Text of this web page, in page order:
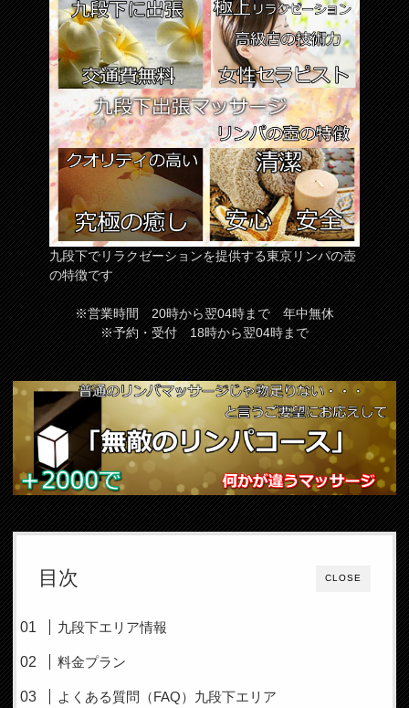
九段下でリラクゼーションを提供する東京リンパの壺
の特徴です
※営業時間 20時から翌04時まで 年中無休
※予約・受付 18時から翌04時まで
CLOSE
目次
九段下エリア情報
料金プラン
よくある質問（FAQ）九段下エリア